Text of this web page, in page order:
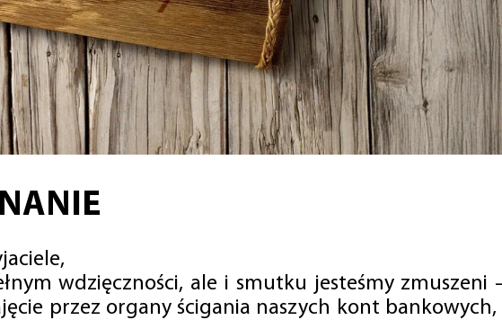
wdzięczności, ale i smutku jesteśmy zmuszeni
przez organy ścigania naszych kont bankowych,